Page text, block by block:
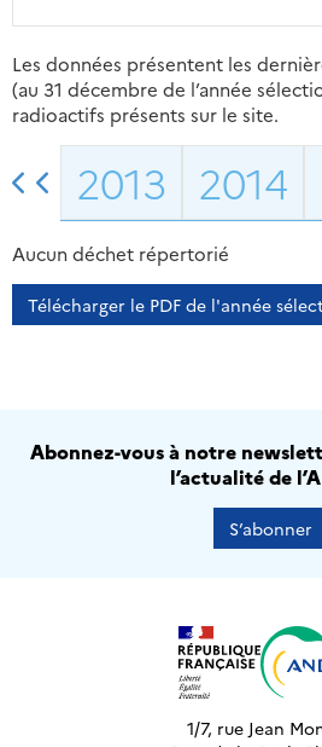
Les données présentent les
(au 31 décembre de l’année
radioactifs présents sur le site.
2013 2014
Aucun déchet répertorié
Télécharger le PDF de l'année
Abonnez-vous à notre
l’actualité de
S’abonner
1/7, rue Jean